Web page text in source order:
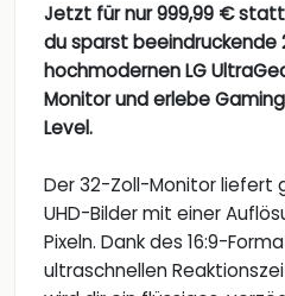
Jetzt für nur 999,99 €
du sparst beeindruckende
hochmodernen LG
Monitor und erlebe
Level.
Der 32-Zoll-Monitor liefert
UHD-Bilder mit einer
Pixeln. Dank des 16:9-
ultraschnellen